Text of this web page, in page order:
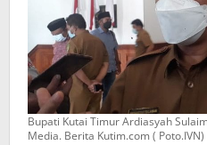
Bupati Kutai Timur Ardiasyah
Media. Berita Kutim.com ( Poto.IVN)